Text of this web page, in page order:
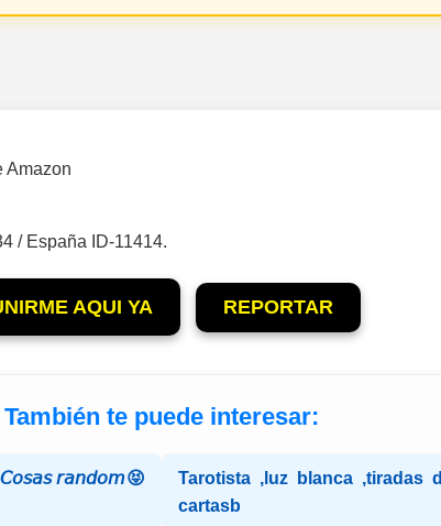
Amazon
/ España ID-11414.
AQUI YA REPORTAR
También te puede interesar:
𝘳𝘢𝘯𝘥𝘰𝘮😝
Tarotista ,luz blanca ,tiradas
cartasb